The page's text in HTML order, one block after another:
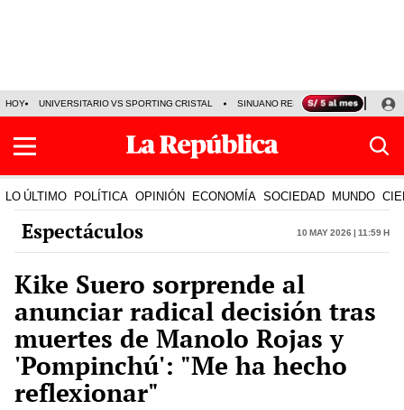
HOY UNIVERSITARIO VS SPORTING CRISTAL SINUANO RESULTADOS HOY
LO ÚLTIMO POLÍTICA OPINIÓN ECONOMÍA SOCIEDAD MUNDO
Espectáculos 10 May 2026 | 11:59 h
Kike Suero sorprende al
anunciar radical decisión tras
muertes de Manolo Rojas y
'Pompinchú': "Me ha hecho
reflexionar"